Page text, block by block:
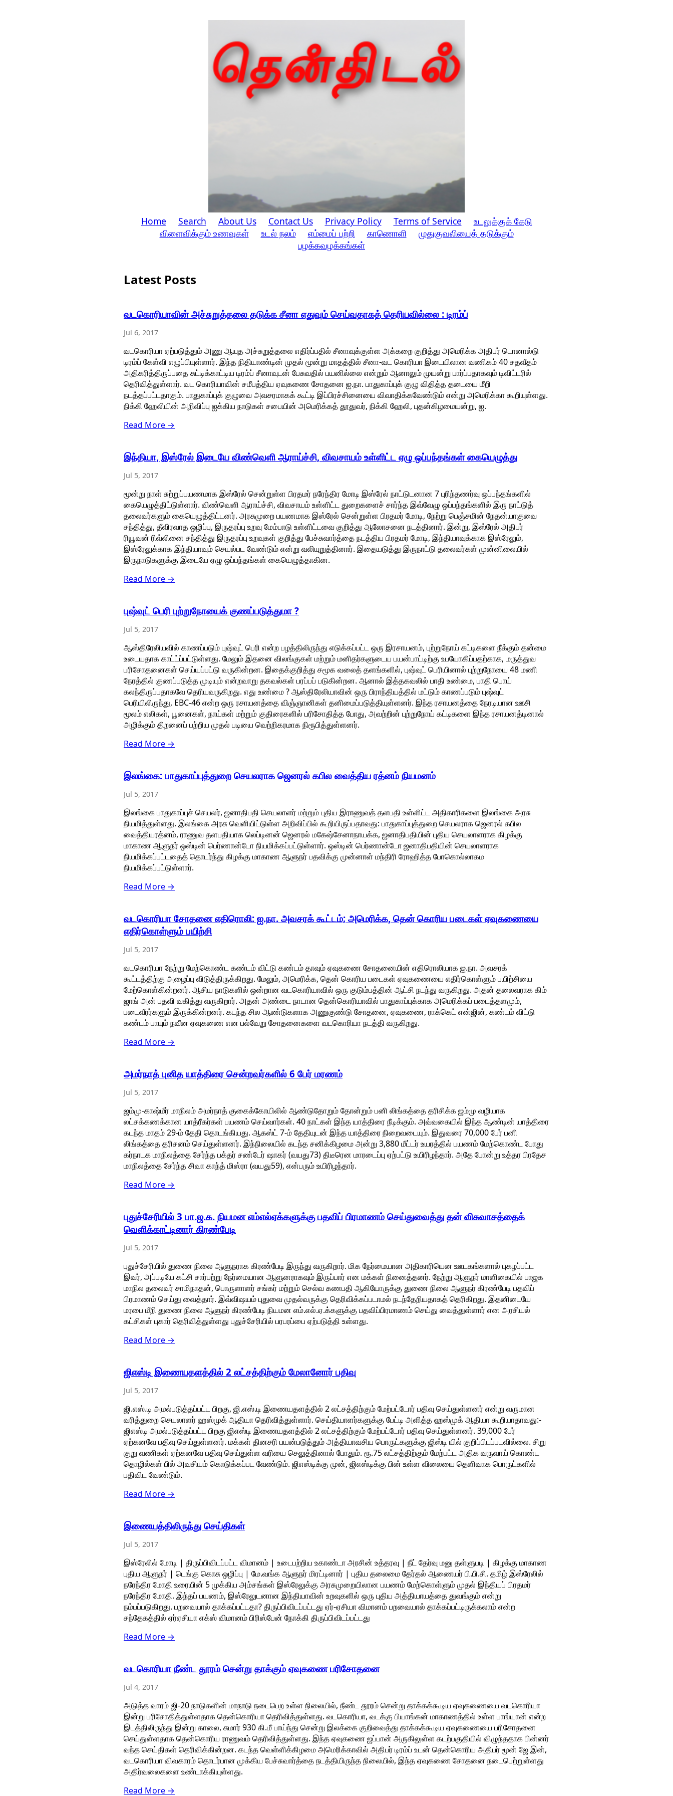
Home Search About Us Contact Us Privacy Policy Terms of Service
உடலுக்குக் கேடு
விளைவிக்கும் உணவுகள்
உடல் நலம் எம்மைப் பற்றி காணொளி
முதுகுவலியைத் தடுக்கும்
பழக்கவழக்கங்கள்
Latest Posts
வடகொரியாவின் அச்சுறுத்தலை தடுக்க சீனா எதுவும் செய்வதாகத் தெரியவில்லை : டிரம்ப்
Jul 6, 2017
வடகொரியா ஏற்படுத்தும் அணு ஆயுத அச்சுறுத்தலை எதிர்ப்பதில் சீனாவுக்குள்ள அக்கறை குறித்து அமெரிக்க அதிபர் டொனால்டு
டிரம்ப் கேள்வி எழுப்பியுள்ளார். இந்த நிதியாண்டின் முதல் மூன்று மாதத்தில் சீனா-வட கொரியா இடையிலான வணிகம் 40 சதவீதம்
அதிகரித்திருப்பதை சுட்டிக்காட்டிய டிரம்ப் சீனாவுடன் பேசுவதில் பயனில்லை என்றும் ஆனாலும் முயன்று பார்ப்பதாகவும் டிவிட்டரில்
தெரிவித்துள்ளார். வட கொரியாவின் சமீபத்திய ஏவுகணை சோதனை ஐ.நா. பாதுகாப்புக் குழு விதித்த தடையை மீறி
நடத்தப்பட்டதாகும். பாதுகாப்புக் குழுவை அவசரமாகக் கூட்டி இப்பிரச்சினையை விவாதிக்கவேண்டும் என்று அமெரிக்கா கூறியுள்ளது.
நிக்கி ஹேலியின் அறிவிப்பு ஐக்கிய நாடுகள் சபையின் அமெரிக்கத் தூதுவர், நிக்கி ஹேலி, புதன்கிழமையன்று, ஐ.
Read More →
இந்தியா, இஸ்ரேல் இடையே விண்வெளி ஆராய்ச்சி, விவசாயம் உள்ளிட்ட ஏழு ஒப்பந்தங்கள் கையெழுத்து
Jul 5, 2017
மூன்று நாள் சுற்றுப்பயணமாக இஸ்ரேல் சென்றுள்ள பிரதமர் நரேந்திர மோடி இஸ்ரேல் நாட்டுடனான 7 புரிந்தணர்வு ஒப்பந்தங்களில்
கையெழுத்திட்டுள்ளார். விண்வெளி ஆராய்ச்சி, விவசாயம் உள்ளிட்ட துறைகளைச் சார்ந்த இவ்வேழு ஒப்பந்தங்களில் இரு நாட்டுத்
தலைவர்களும் கையெழுத்திட்டனர். அரசுமுறை பயணமாக இஸ்ரேல் சென்றுள்ள பிரதமர் மோடி, நேற்று பெஞ்சமின் நேதன்யாகுவை
சந்தித்து, தீவிரவாத ஒழிப்பு, இருதரப்பு உறவு மேம்பாடு உள்ளிட்டவை குறித்து ஆலோசனை நடத்தினார். இன்று, இஸ்ரேல் அதிபர்
ரியூவன் ரிவ்லினை சந்தித்து இருதரப்பு உறவுகள் குறித்து பேச்சுவார்த்தை நடத்திய பிரதமர் மோடி, இந்தியாவுக்காக இஸ்ரேலும்,
இஸ்ரேலுக்காக இந்தியாவும் செயல்பட வேண்டும் என்று வலியுறுத்தினார். இதையடுத்து இருநாட்டு தலைவர்கள் முன்னிலையில்
இருநாடுகளுக்கு இடையே ஏழு ஒப்பந்தங்கள் கையெழுத்தாகின.
Read More →
புஷ்வுட் பெரி புற்றுநோயைக் குணப்படுத்துமா ?
Jul 5, 2017
ஆஸ்திரேலியவில் காணப்படும் புஷ்வுட் பெரி என்ற பழத்திலிருந்து எடுக்கப்பட்ட ஒரு இரசாயனம், புற்றுநோய் கட்டிகளை நீக்கும் தன்மை
உடையதாக காட்ட்ப்பட்டுள்ளது. மேலும் இதனை விலங்குகள் மற்றும் மனிதர்களுடைய பயன்பாட்டிற்கு உபயோகிப்பதற்காக, மருத்துவ
பரிசோதனைகள் செய்யப்பட்டு வருகின்றன. இதைக்குறித்து சமூக வலைத் தளங்களில், புஷ்வுட் பெரியினால் புற்றுநோயை 48 மணி
நேரத்தில் குணப்படுத்த முடியும் என்றவாறு தகவல்கள் பரப்பப் படுகின்றன. ஆனால் இத்தகவலில் பாதி உண்மை, பாதி பொய்
கலந்திருப்பதாகவே தெரியவருகிறது. எது உண்மை ? ஆஸ்திரேலியாவின் ஒரு பிராந்தியத்தில் மட்டும் காணப்படும் புஷ்வுட்
பெரியிலிருந்து, EBC-46 என்ற ஒரு ரசாயனத்தை விஞ்ஞானிகள் தனிமைப்படுத்தியுள்ளனர். இந்த ரசாயனத்தை நேரடியான ஊசி
மூலம் எலிகள், பூனைகள், நாய்கள் மற்றும் குதிரைகளில் பரிசோதித்த போது, அவற்றின் புற்றுநோய் கட்டிகளை இந்த ரசாயனத்டினால்
அழிக்கும் திறனைப் பற்றிய முதல் படியை வெற்றிகரமாக நிரூபித்துள்ளனர்.
Read More →
இலங்கை: பாதுகாப்புத்துறை செயலராக ஜெனரல் கபில வைத்திய ரத்னம் நியமனம்
Jul 5, 2017
இலங்கை பாதுகாப்புச் செயலர், ஜனாதிபதி செயலாளர் மற்றும் புதிய இராணுவத் தளபதி உள்ளிட்ட அதிகாரிகளை இலங்கை அரசு
நியமித்துள்ளது. இலங்கை அரசு வெளியிட்டுள்ள அறிவிப்பில் கூறியிருப்பதாவது: பாதுகாப்புத்துறை செயலராக ஜெனரல் கபில
வைத்தியரத்னம், ராணுவ தளபதியாக லெப்டினன் ஜெனரல் மகேஷ்சேனாநாயக்க, ஜனாதிபதியின் புதிய செயலாளராக கிழக்கு
மாகாண ஆளுநர் ஒஸ்டின் பெர்ணான்டோ நியமிக்கப்பட்டுள்ளார். ஒஸ்டின் பெர்ணான்டோ ஜனாதிபதியின் செயலாளராக
நியமிக்கப்பட்டதைத் தொடர்ந்து கிழக்கு மாகாண ஆளுநர் பதவிக்கு முன்னாள் மந்திரி ரோஹித்த போகொல்லாகம
நியமிக்கப்பட்டுள்ளார்.
Read More →
வடகொரியா சோதனை எதிரொலி: ஐ.நா. அவசரக் கூட்டம்; அமெரிக்க, தென் கொரிய படைகள் ஏவுகணையை
எதிர்கொள்ளும் பயிற்சி
Jul 5, 2017
வடகொரியா நேற்று மேற்கொண்ட கண்டம் விட்டு கண்டம் தாவும் ஏவுகணை சோதனையின் எதிரொலியாக ஐ.நா. அவசரக்
கூட்டத்திற்கு அழைப்பு விடுத்திருக்கிறது. மேலும், அமெரிக்க, தென் கொரிய படைகள் ஏவுகணையை எதிர்கொள்ளும் பயிற்சியை
மேற்கொள்கின்றனர். ஆசிய நாடுகளில் ஒன்றான வடகொரியாவில் ஒரு குடும்பத்தின் ஆட்சி நடந்து வருகிறது. அதன் தலைவராக கிம்
ஜாங் அன் பதவி வகித்து வருகிறார். அதன் அண்டை நாடான தென்கொரியாவில் பாதுகாப்புக்காக அமெரிக்கப் படைத்தளமும்,
படைவீரர்களும் இருக்கின்றனர். கடந்த சில ஆண்டுகளாக அணுகுண்டு சோதனை, ஏவுகணை, ராக்கெட் என்ஜின், கண்டம் விட்டு
கண்டம் பாயும் நவீன ஏவுகணை என பல்வேறு சோதனைகளை வடகொரியா நடத்தி வருகிறது.
Read More →
அமர்நாத் புனித யாத்திரை சென்றவர்களில் 6 பேர் மரணம்
Jul 5, 2017
ஜம்மு-காஷ்மீர் மாநிலம் அமர்நாத் குகைக்கோயிலில் ஆண்டுதோறும் தோன்றும் பனி லிங்கத்தை தரிசிக்க ஜம்மு வழியாக
லட்சக்கணக்கான யாத்ரீகர்கள் பயணம் செய்வார்கள். 40 நாட்கள் இந்த யாத்திரை நீடிக்கும். அவ்வகையில் இந்த ஆண்டின் யாத்திரை
கடந்த மாதம் 29-ம் தேதி தொடங்கியது. ஆகஸ்ட் 7-ம் தேதியுடன் இந்த யாத்திரை நிறைவடையும். இதுவரை 70,000 பேர் பனி
லிங்கத்தை தரிசனம் செய்துள்ளனர். இந்நிலையில் கடந்த சனிக்கிழமை அன்று 3,880 மீட்டர் உயரத்தில் பயணம் மேற்கொண்ட போது
கர்நாடக மாநிலத்தை சேர்ந்த பக்தர் சண்டேர் ஷாகர் (வயது73) திடீரென மாரடைப்பு ஏற்பட்டு உயிரிழந்தார். அதே போன்று உத்தர பிரதேச
மாநிலத்தை சேர்ந்த சிவா காந்த் மிஸ்ரா (வயது59), என்பரும் உயிரிழந்தார்.
Read More →
புதுச்சேரியில் 3 பா.ஜ.க. நியமன எம்எல்ஏக்களுக்கு பதவிப் பிரமாணம் செய்துவைத்து தன் விசுவாசத்தைக்
வெளிக்காட்டினார் கிரண்பேடி
Jul 5, 2017
புதுச்சேரியில் துணை நிலை ஆளுநராக கிரண்பேடி இருந்து வருகிறார். மிக நேர்மையான அதிகாரியென ஊடகங்களால் புகழப்பட்ட
இவர், அப்படியே கட்சி சார்பற்று நேர்மையான ஆளுனராகவும் இருப்பார் என மக்கள் நினைத்தனர். நேற்று ஆளுநர் மாளிகையில் பாஜக
மாநில தலைவர் சாமிநாதன், பொருளாளர் சங்கர் மற்றும் செல்வ கணபதி ஆகியோருக்கு துணை நிலை ஆளுநர் கிரண்பேடி பதவிப்
பிரமாணம் செய்து வைத்தார். இவ்விஷயம் புதுவை முதல்வருக்கு தெரிவிக்கப்படாமல் நடந்தேறியதாகத் தெரிகிறது. இதனிடையே
மரபை மீறி துணை நிலை ஆளுநர் கிரண்பேடி நியமன எம்.எல்.ஏ.க்களுக்கு பதவிப்பிரமாணம் செய்து வைத்துள்ளார் என அரசியல்
கட்சிகள் புகார் தெரிவித்துள்ளது புதுச்சேரியில் பரபரப்பை ஏற்படுத்தி உள்ளது.
Read More →
ஜிஎஸ்டி இணையதளத்தில் 2 லட்சத்திற்கும் மேலானோர் பதிவு
Jul 5, 2017
ஜி.எஸ்.டி அமல்படுத்தப்பட்ட பிறகு, ஜி.எஸ்.டி இணையதளத்தில் 2 லட்சத்திற்கும் மேற்பட்டோர் பதிவு செய்துள்ளனர் என்று வருமான
வரித்துறை செயலாளர் ஹஸ்முக் ஆதியா தெரிவித்துள்ளார். செய்தியாளர்களுக்கு பேட்டி அளித்த ஹஸ்முக் ஆதியா கூறியாதாவது:-
ஜிஎஸ்டி அமல்படுத்தப்பட்ட பிறகு ஜிஎஸ்டி இணையதளத்தில் 2 லட்சத்திற்கும் மேற்பட்டோர் பதிவு செய்துள்ளனர். 39,000 பேர்
ஏற்கனவே பதிவு செய்துள்ளனர். மக்கள் தினசரி பயன்படுத்தும் அத்தியாவசிய பொருட்களுக்கு ஜிஸ்டி யில் குறிப்பிடப்படவில்லை. சிறு
குறு வணிகள் ஏற்கனவே பதிவு செய்துள்ள வரியை செலுத்தினால் போதும். ரூ.75 லட்சத்திற்கும் மேற்பட்ட அதிக வருவாய் கொண்ட
தொழில்கள் பில் அவசியம் கொடுக்கப்பட வேண்டும். ஜிஎஸ்டிக்கு முன், ஜிஎஸ்டிக்கு பின் உள்ள விலையை தெளிவாக பொருட்களில்
பதிவிட வேண்டும்.
Read More →
இணையத்திலிருந்து செய்திகள்
Jul 5, 2017
இஸ்ரேலில் மோடி | திருப்பிவிடப்பட்ட விமானம் | உடைபற்றிய உகாண்டா அரசின் உத்தரவு | நீட் தேர்வு மனு தள்ளுபடி | கிழக்கு மாகாண
புதிய ஆளுநர் | டெங்கு கொசு ஒழிப்பு | மே.வங்க ஆளுநர் மிரட்டினார் | புதிய தலைமை தேர்தல் ஆணையர் பி.பி.சி. தமிழ் இஸ்ரேலில்
நரேந்திர மோதி உரையின் 5 முக்கிய அம்சங்கள் இஸ்ரேலுக்கு அரசுமுறையிலான பயணம் மேற்கொள்ளும் முதல் இந்தியப் பிரதமர்
நரேந்திர மோதி. இந்தப் பயணம், இஸ்ரேலுடனான இந்தியாவின் உறவுகளில் ஒரு புதிய அத்தியாயத்தை துவங்கும் என்று
நம்பப்படுகிறது. பறவையால் தாக்கப்பட்டதா? திருப்பிவிடப்பட்டது ஏர்-ஏசியா விமானம் பறவையால் தாக்கப்பட்டிருக்கலாம் என்ற
சந்தேகத்தில் ஏர்ஏசியா எக்ஸ் விமானம் பிரிஸ்பேன் நோக்கி திருப்பிவிடப்பட்டது
Read More →
வடகொரியா நீண்ட தூரம் சென்று தாக்கும் ஏவுகணை பரிசோதனை
Jul 4, 2017
அடுத்த வாரம் ஜி-20 நாடுகளின் மாநாடு நடைபெற உள்ள நிலையில், நீண்ட தூரம் சென்று தாக்கக்கூடிய ஏவுகணையை வடகொரியா
இன்று பரிசோதித்துள்ளதாக தென்கொரியா தெரிவித்துள்ளது. வடகொரியா, வடக்கு பியாங்கன் மாகாணத்தில் உள்ள பாங்யான் என்ற
இடத்திலிருந்து இன்று காலை, சுமார் 930 கி.மீ பாய்ந்து சென்று இலக்கை குறிவைத்து தாக்கக்கூடிய ஏவுகணையை பரிசோதனை
செய்துள்ளதாக தென்கொரிய ராணுவம் தெரிவித்துள்ளது. இந்த ஏவுகணை ஜப்பான் அருகிலுள்ள கடற்பகுதியில் விழுந்ததாக பின்னர்
வந்த செய்திகள் தெரிவிக்கின்றன. கடந்த வெள்ளிக்கிழமை அமெரிக்காவில் அதிபர் டிரம்ப் உடன் தென்கொரிய அதிபர் மூன் ஜே இன்,
வடகொரியா விவகாரம் தொடர்பான முக்கிய பேச்சுவார்த்தை நடத்தியிருந்த நிலையில், இந்த ஏவுகணை சோதனை நடைபெற்றுள்ளது
அதிர்வலைகளை உண்டாக்கியுள்ளது.
Read More →